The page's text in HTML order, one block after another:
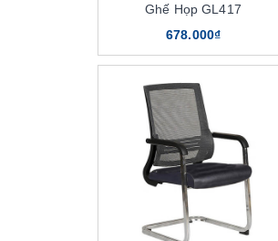
Ghế Họp GL417
678.000₫